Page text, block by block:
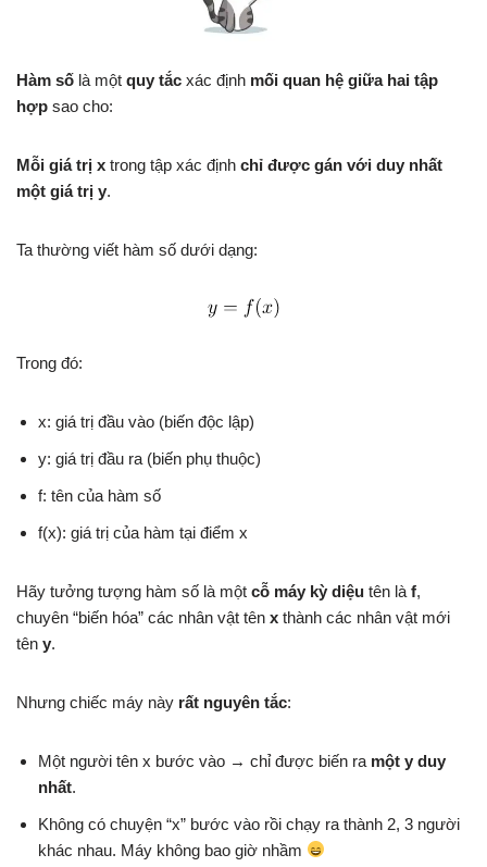
Hàm số là một quy tắc xác định mối quan hệ giữa hai tập
hợp sao cho:
Mỗi giá trị x trong tập xác định chỉ được gán với duy nhất
một giá trị y.
Ta thường viết hàm số dưới dạng:
Trong đó:
x: giá trị đầu vào (biến độc lập)
y: giá trị đầu ra (biến phụ thuộc)
f: tên của hàm số
f(x): giá trị của hàm tại điểm x
Hãy tưởng tượng hàm số là một cỗ máy kỳ diệu tên là f,
chuyên “biến hóa” các nhân vật tên x thành các nhân vật mới
tên y.
Nhưng chiếc máy này rất nguyên tắc:
Một người tên x bước vào → chỉ được biến ra một y duy
nhất.
Không có chuyện “x” bước vào rồi chạy ra thành 2, 3 người
khác nhau. Máy không bao giờ nhầm